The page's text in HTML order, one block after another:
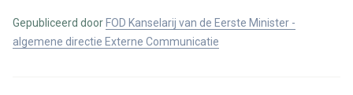
Gepubliceerd door FOD Kanselarij van de Eerste Minister -
algemene directie Externe Communicatie